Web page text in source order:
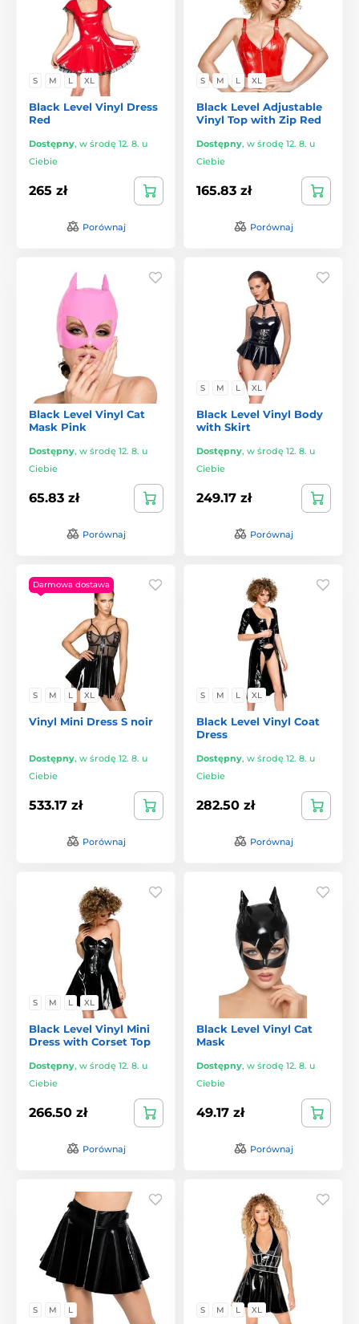
S M L XL
Black Level Vinyl Dress
Red
Dostępny, w środę 12. 8. u
Ciebie
265 zł
Porównaj
S M L XL
Black Level Adjustable
Vinyl Top with Zip Red
Dostępny, w środę 12. 8. u
Ciebie
165.83 zł
Porównaj
Black Level Vinyl Cat
Mask Pink
Dostępny, w środę 12. 8. u
Ciebie
65.83 zł
Porównaj
S M L XL
Black Level Vinyl Body
with Skirt
Dostępny, w środę 12. 8. u
Ciebie
249.17 zł
Porównaj
Darmowa dostawa
S M L XL
Vinyl Mini Dress S noir
Dostępny, w środę 12. 8. u
Ciebie
533.17 zł
Porównaj
S M L XL
Black Level Vinyl Coat
Dress
Dostępny, w środę 12. 8. u
Ciebie
282.50 zł
Porównaj
S M L XL
Black Level Vinyl Mini
Dress with Corset Top
Dostępny, w środę 12. 8. u
Ciebie
266.50 zł
Porównaj
Black Level Vinyl Cat
Mask
Dostępny, w środę 12. 8. u
Ciebie
49.17 zł
Porównaj
S M L S M L XL